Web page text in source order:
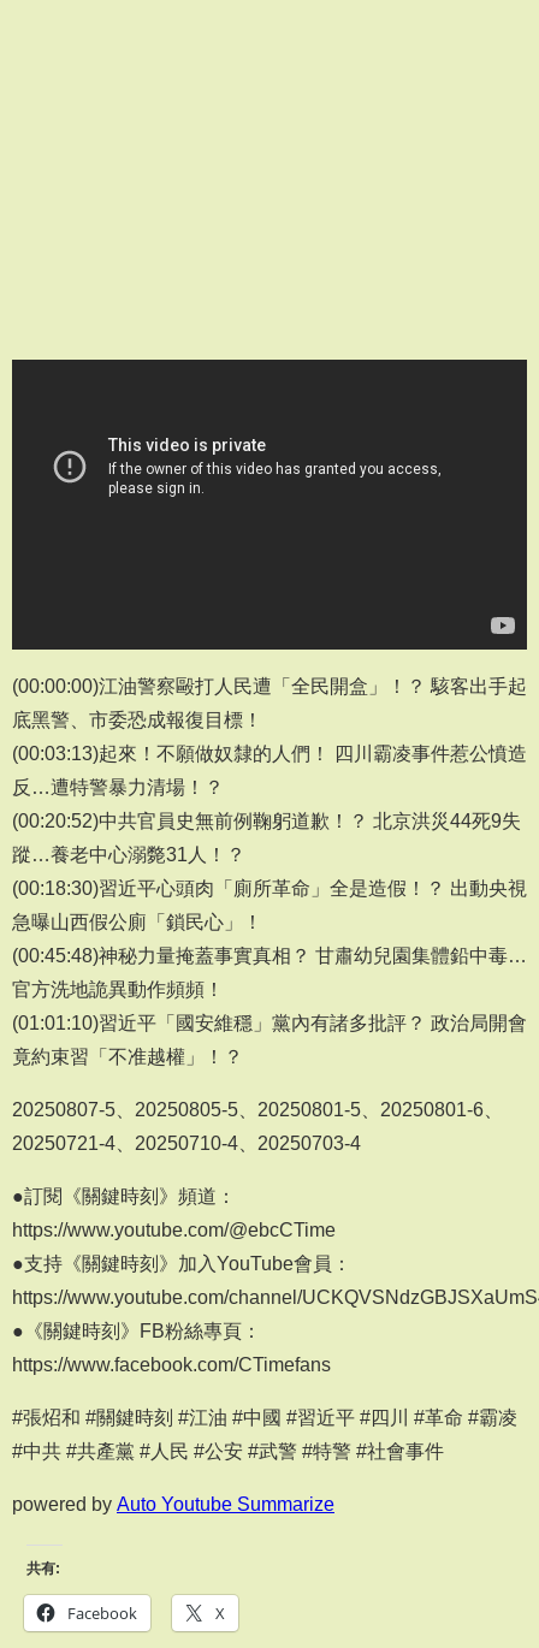
(00:00:00)江油警察毆打人民遭「全民開盒」！？ 駭客出手起
底黑警、市委恐成報復目標！
(00:03:13)起來！不願做奴隸的人們！ 四川霸凌事件惹公憤造
反…遭特警暴力清場！？
(00:20:52)中共官員史無前例鞠躬道歉！？ 北京洪災44死9失
蹤…養老中心溺斃31人！？
(00:18:30)習近平心頭肉「廁所革命」全是造假！？ 出動央視
急曝山西假公廁「鎖民心」！
(00:45:48)神秘力量掩蓋事實真相？ 甘肅幼兒園集體鉛中毒…
官方洗地詭異動作頻頻！
(01:01:10)習近平「國安維穩」黨內有諸多批評？ 政治局開會
竟約束習「不准越權」！？
20250807-5、20250805-5、20250801-5、20250801-6、
20250721-4、20250710-4、20250703-4
●訂閱《關鍵時刻》頻道：
https://www.youtube.com/@ebcCTime
●支持《關鍵時刻》加入YouTube會員：
https://www.youtube.com/channel/
●《關鍵時刻》FB粉絲專頁：
https://www.facebook.com/CTimefans
#張炤和 #關鍵時刻 #江油 #中國 #習近平 #四川 #革命 #霸凌
#中共 #共產黨 #人民 #公安 #武警 #特警 #社會事件
powered by Auto Youtube Summarize
共有:
Facebook X